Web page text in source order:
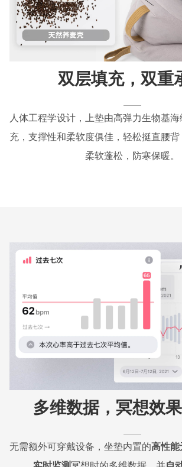
双层填充，双重
人体工程学设计，上垫由高弹力生物基
充，支撑性和柔软度俱佳，轻松挺直腰
柔软蓬松，防寒保暖。
多维数据，冥想效
无需额外可穿戴设备，坐垫内置的高性能